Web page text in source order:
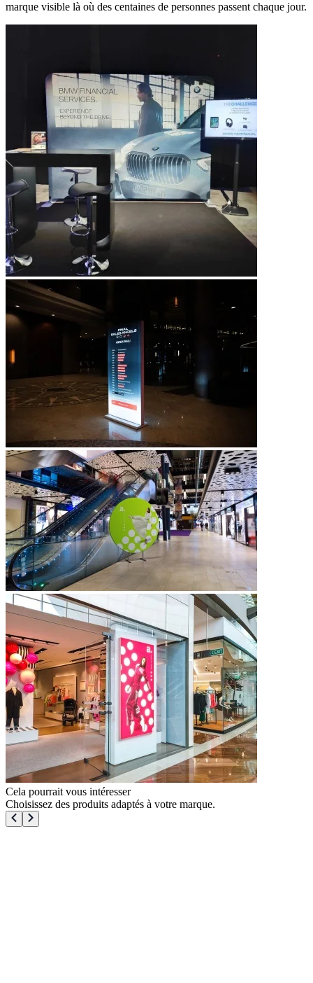
marque visible là où des centaines de personnes passent chaque jour.
Cela pourrait vous intéresser
Choisissez des produits adaptés à votre marque.